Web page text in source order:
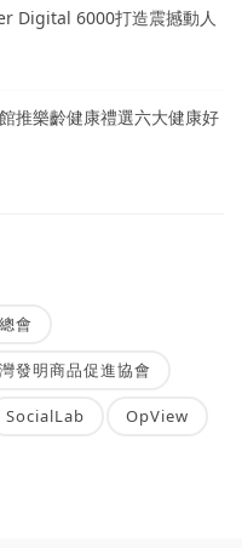
Digital 6000打造震撼動人
推樂齡健康禮選六大健康好
會
發明商品促進協會
SocialLab OpView